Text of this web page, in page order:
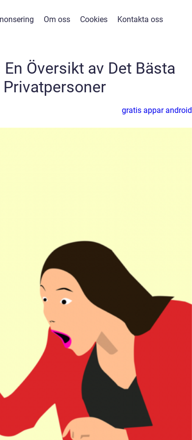
Om oss Cookies Kontakta oss
Översikt av Det Bästa
gratis appar android